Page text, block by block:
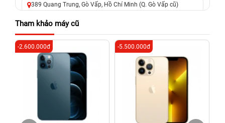
389 Quang Trung, Gò Vấp, Hồ Chí Minh (Q. Gò Vấp cũ)
625 - 625A Âu Cơ, Tân Phú, Hồ Chí Minh (Quận Tân Phú cũ)
326 Lê Văn Việt, Tăng Nhơn Phú, Hồ Chí Minh (Q.9 TP. Thủ
Đức cũ)
256 Võ Văn Ngân, Thủ Đức, Hồ Chí Minh (Bình Thọ, TP. Thủ
70 Nguyễn An Ninh, Dĩ An, Hồ Chí Minh (Bình Dương Cũ)
24h Vũng Tàu: 162A Ba Cu, Vũng Tàu, Hồ Chí Minh (TP. Vũng
Tàu cũ)
Tham khảo máy cũ
-2.600.000đ -5.500.000đ